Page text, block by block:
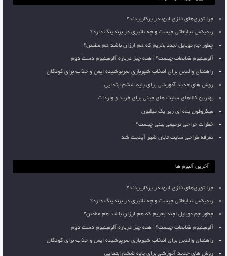
چرا توری‌های فلزی این‌قدر پرکاربردند؟
ریمیکس تبلیغاتی چیست و چه تاثیری در برندینگ دارد؟
چطور جم موبایل لجند بخریم که هم ارزان باشد هم مطمئن؟
آلومینیوم ضایعات چیست؟ | همه چیز درباره آلومینیوم دست دوم
راهنمای والدین برای انتخاب شهربازی سرپوشیده ایمن و جذاب برای کودکان
روش های جدید آموزشی برای پایه ششم ابتدایی
بهترین کالاهای سایت های چینی برای خرید و واردات
میکروفون یقه ای زیر یک میلیون
خطرات جراحی ترمیمی بینی چیست؟
تعرفه طراحی سایت تابان شهر آپدیت شد
آخرین آلبوم ها
چرا توری‌های فلزی این‌قدر پرکاربردند؟
ریمیکس تبلیغاتی چیست و چه تاثیری در برندینگ دارد؟
چطور جم موبایل لجند بخریم که هم ارزان باشد هم مطمئن؟
آلومینیوم ضایعات چیست؟ | همه چیز درباره آلومینیوم دست دوم
راهنمای والدین برای انتخاب شهربازی سرپوشیده ایمن و جذاب برای کودکان
روش های جدید آموزشی برای پایه ششم ابتدایی